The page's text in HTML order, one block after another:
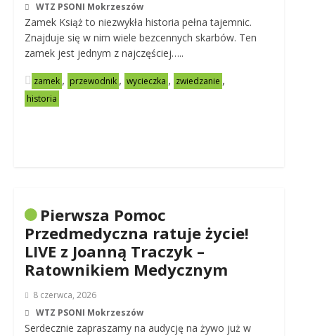
WTZ PSONI Mokrzeszów
Zamek Książ to niezwykła historia pełna tajemnic.
Znajduje się w nim wiele bezcennych skarbów. Ten
zamek jest jednym z najczęściej…..
zamek , przewodnik , wycieczka , zwiedzanie ,
historia
Pierwsza Pomoc
Przedmedyczna ratuje życie!
LIVE z Joanną Traczyk –
Ratownikiem Medycznym
8 czerwca, 2026
WTZ PSONI Mokrzeszów
Serdecznie zapraszamy na audycję na żywo już w